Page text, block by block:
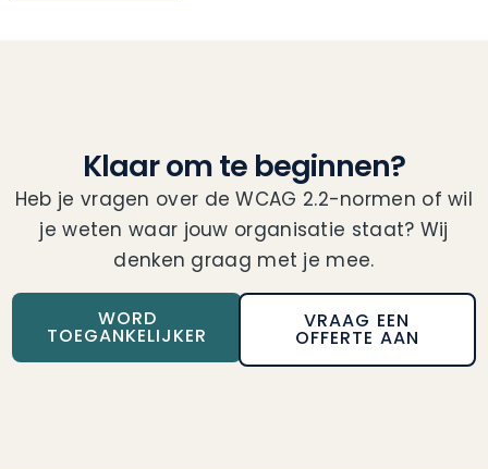
Klaar om te beginnen?
Heb je vragen over de WCAG 2.2-normen of wil
je weten waar jouw organisatie staat? Wij
denken graag met je mee.
WORD
TOEGANKELIJKER
VRAAG EEN
OFFERTE AAN